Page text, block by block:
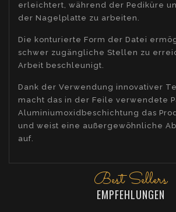
erleichtert, während der Pediküre
der Nagelplatte zu arbeiten.
Die konturierte Form der Datei
schwer zugängliche Stellen zu
Arbeit beschleunigt.
Dank der Verwendung innovativer
macht das in der Feile verwendete
Aluminiumoxidbeschichtung das
und weist eine außergewöhnliche
auf.
Best Sellers
EMPFEHLUNGEN